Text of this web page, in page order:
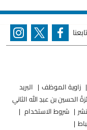
تابعنا
زاوية الموظف
البريد
الحسين بن عبدِ الله الثاني
شروط الاستخدام